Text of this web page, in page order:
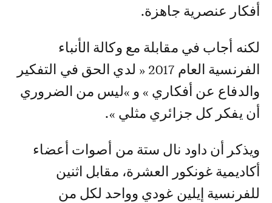
أفكار عنصرية جاهزة.
لكنه أجاب في مقابلة مع وكالة الأنباء
الفرنسية العام 2017 « لدي الحق في التفكير
والدفاع عن أفكاري » و »ليس من الضروري
أن يفكر كل جزائري مثلي ».
ويذكر أن داود نال ستة من أصوات أعضاء
أكاديمية غونكور العشرة، مقابل اثنين
للفرنسية إيلين غودي وواحد لكل من